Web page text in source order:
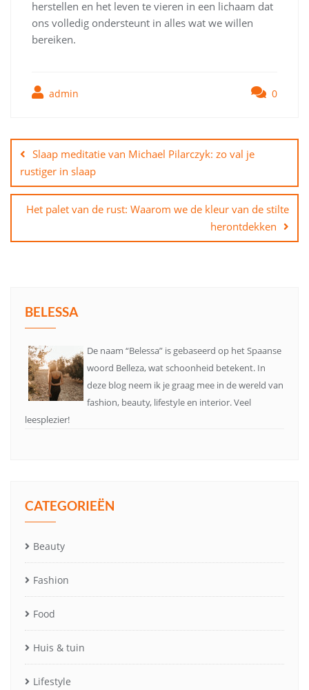
herstellen en het leven te vieren in een lichaam dat
ons volledig ondersteunt in alles wat we willen
bereiken.
admin 0
navigatie
Slaap meditatie van Michael Pilarczyk: zo val je
rustiger in slaap
Het palet van de rust: Waarom we de kleur van de stilte
herontdekken
BELESSA
De naam “Belessa” is gebaseerd op het Spaanse
woord Belleza, wat schoonheid betekent. In
deze blog neem ik je graag mee in de wereld van
fashion, beauty, lifestyle en interior. Veel
leesplezier!
CATEGORIEËN
Beauty
Fashion
Food
Huis & tuin
Lifestyle